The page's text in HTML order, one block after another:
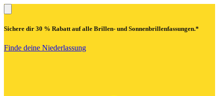
Sichere dir 30 % Rabattauf alle Brillen- und Sonnenbrillenfassungen.*
Finde deine Niederlassung